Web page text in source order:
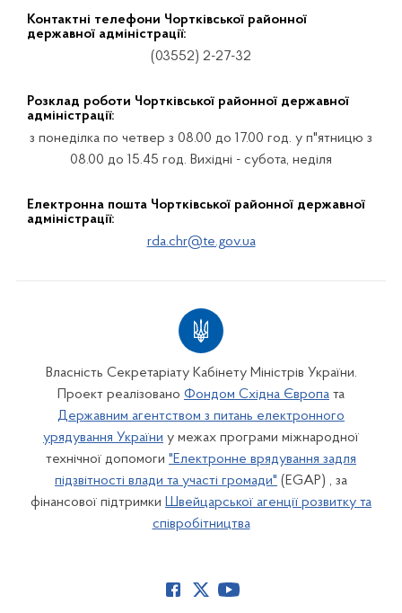
Контактні телефони Чортківської районної
державної адміністрації:
(03552) 2-27-32
Розклад роботи Чортківської районної державної
адміністрації:
з понеділка по четвер з 08.00 до 17.00 год. у п"ятницю з
08.00 до 15.45 год. Вихідні - субота, неділя
Електронна пошта Чортківської районної державної
адміністрації:
rda.chr@te.gov.ua
Власність Секретаріату Кабінету Міністрів України.
Проект реалізовано Фондом Східна Європа та
Державним агентством з питань електронного
урядування України у межах програми міжнародної
технічної допомоги "Електронне врядування задля
підзвітності влади та участі громади" (EGAP) , за
фінансової підтримки Швейцарської агенції розвитку та
співробітництва